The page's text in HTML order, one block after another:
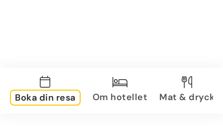
Boka din resa Om hotellet Mat & dryck